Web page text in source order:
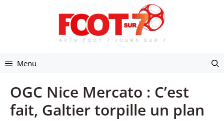
Menu
OGC Nice Mercato : C’est
fait, Galtier torpille un plan